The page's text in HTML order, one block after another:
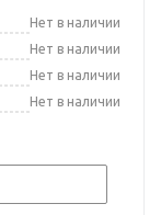
Нет в наличии
Нет в наличии
Нет в наличии
Нет в наличии